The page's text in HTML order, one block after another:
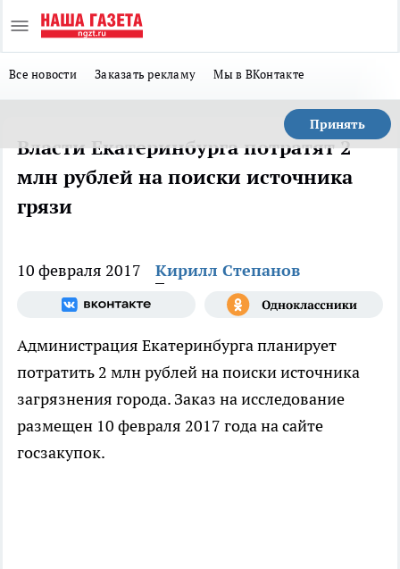
Все новости Заказать рекламу Мы в ВКонтакте
Принять
Власти Екатеринбурга потратят 2
млн рублей на поиски источника
грязи
10 февраля 2017 Кирилл Степанов
Администрация Екатеринбурга планирует
потратить 2 млн рублей на поиски источника
загрязнения города. Заказ на исследование
размещен 10 февраля 2017 года на сайте
госзакупок.